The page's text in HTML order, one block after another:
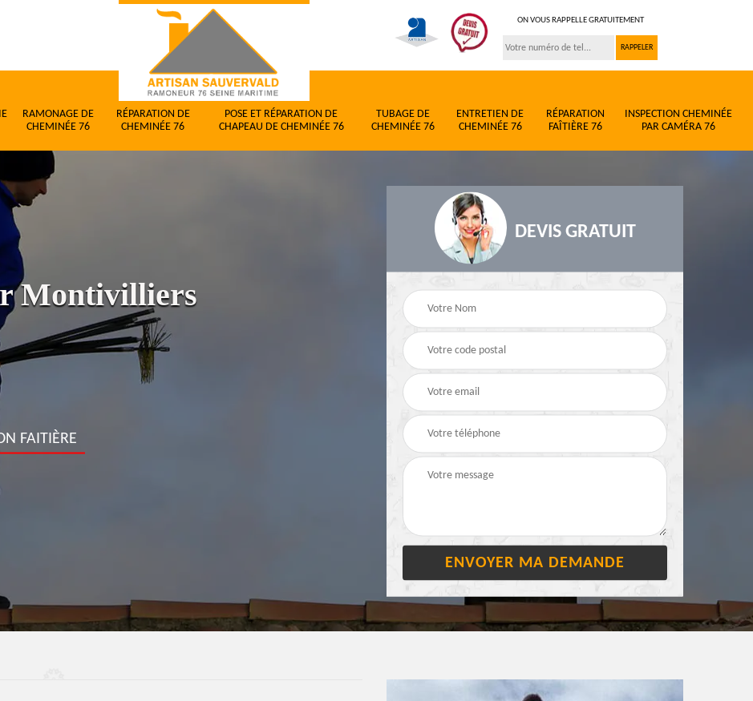
ON VOUS RAPPELLE GRATUITEMENT
RAMONAGE DE
CHEMINÉE 76
RÉPARATION DE
CHEMINÉE 76
POSE ET RÉPARATION DE
CHAPEAU DE CHEMINÉE 76
TUBAGE DE
CHEMINÉE 76
ENTRETIEN DE
CHEMINÉE 76
RÉPARATION
FAÎTIÈRE 76
INSPECTION CHEMINÉE
PAR CAMÉRA 76
Montivilliers
FAITIÈRE
DEVIS GRATUIT